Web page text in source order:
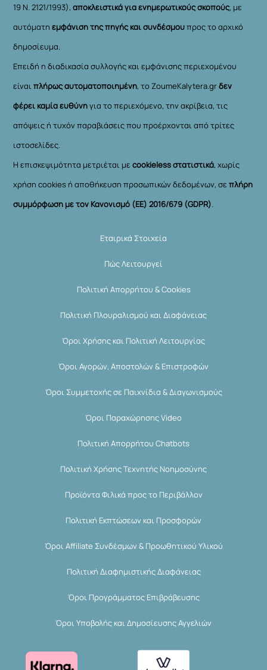
19 Ν. 2121/1993), αποκλειστικά για ενημερωτικούς σκοπούς, με
αυτόματηεμφάνιση της πηγής και συνδέσμουπρος το αρχικό
δημοσίευμα.
Επειδή η διαδικασία συλλογής και εμφάνισης περιεχομένου
είναιπλήρως αυτοματοποιημένη, το ZoumeKalytera.grδεν
φέρει καμία ευθύνηγια το περιεχόμενο, την ακρίβεια, τις
απόψεις ή τυχόν παραβιάσεις που προέρχονται από τρίτες
ιστοσελίδες.
Η επισκεψιμότητα μετριέται μεcookieless στατιστικά, χωρίς
χρήση cookies ή αποθήκευση προσωπικών δεδομένων, σεπλήρη
συμμόρφωση με τον Κανονισμό (ΕΕ) 2016/679 (GDPR).
Εταιρικά Στοιχεία
Πώς Λειτουργεί
Πολιτική Απορρήτου & Cookies
Πολιτική Πλουραλισμού και Διαφάνειας
Όροι Χρήσης και Πολιτική Λειτουργίας
Όροι Αγορών, Αποστολών & Επιστροφών
Όροι Συμμετοχής σε Παιχνίδια & Διαγωνισμούς
Όροι Παραχώρησης Video
Πολιτική Απορρήτου Chatbots
Πολιτική Χρήσης Τεχνητής Νοημοσύνης
Προϊόντα Φιλικά προς το Περιβάλλον
Πολιτική Εκπτώσεων και Προσφορών
Όροι Affiliate Συνδέσμων & Προωθητικού Υλικού
Πολιτική Διαφημιστικής Διαφάνειας
Όροι Προγράμματος Επιβράβευσης
Όροι Υποβολής και Δημοσίευσης Αγγελιών